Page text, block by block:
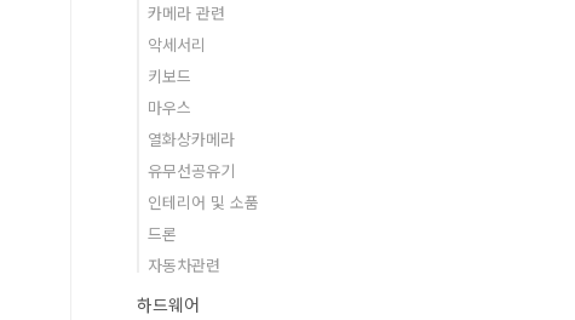
카메라 관련
악세서리
키보드
마우스
열화상카메라
유무선공유기
인테리어 및 소품
드론
자동차관련
하드웨어